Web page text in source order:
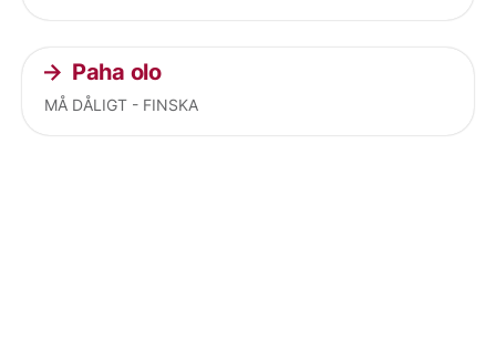
Paha olo
MÅ DÅLIGT - FINSKA